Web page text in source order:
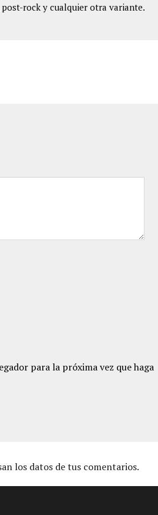
rock y cualquier otra variante.
para la próxima vez que haga
los datos de tus comentarios.